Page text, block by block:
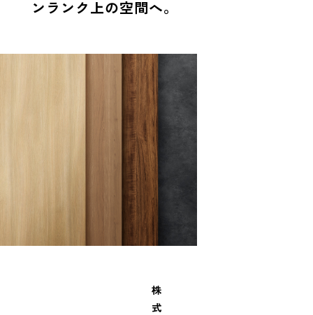
ンランク上の空間へ。
株
式